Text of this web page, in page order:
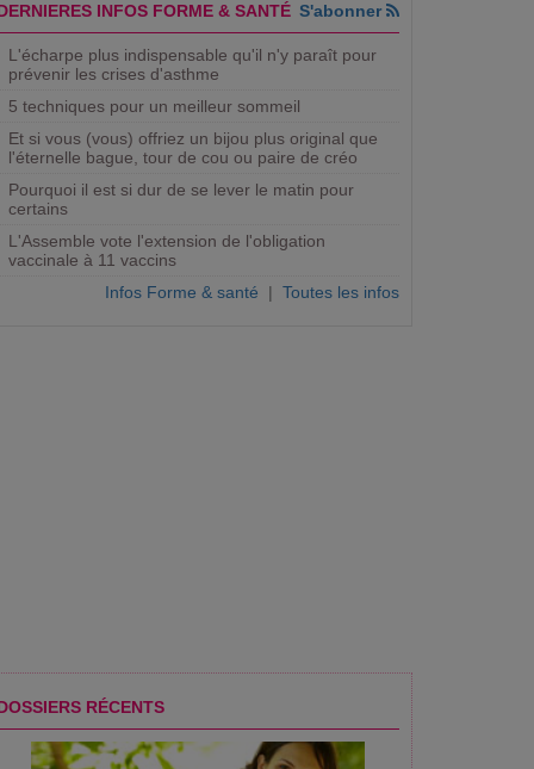
de l'été en sécurité
INFOS FORME & SANTÉ S'abonner
L'écharpe plus indispensable qu'il n'y paraît pour
prévenir les crises d'asthme
5 techniques pour un meilleur sommeil
Et si vous (vous) offriez un bijou plus original que
l'éternelle bague, tour de cou ou paire de créo
Pourquoi il est si dur de se lever le matin pour
certains
L'Assemble vote l'extension de l'obligation
vaccinale à 11 vaccins
Infos Forme & santé | Toutes les infos
RÉCENTS